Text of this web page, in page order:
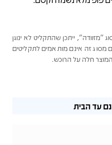
ייתכן שהתקליט לא ינוגן
מסוג זה אינם מותאמים לתקליטים
חלה על הרוכש.
עד הבית